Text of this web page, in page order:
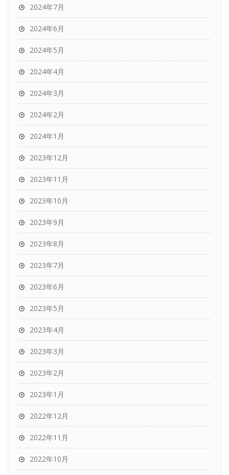
2024年7月
2024年6月
2024年5月
2024年4月
2024年3月
2024年2月
2024年1月
2023年12月
2023年11月
2023年10月
2023年9月
2023年8月
2023年7月
2023年6月
2023年5月
2023年4月
2023年3月
2023年2月
2023年1月
2022年12月
2022年11月
2022年10月